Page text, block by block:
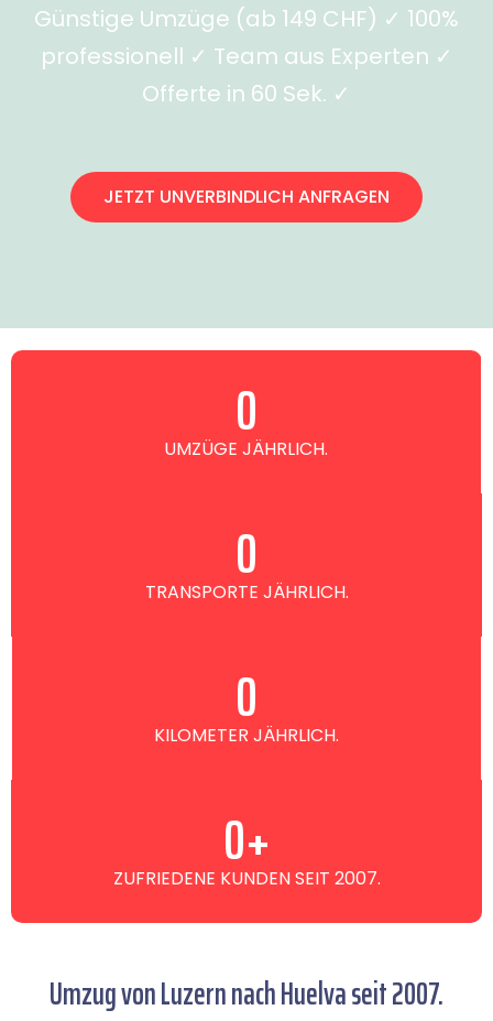
Günstige Umzüge (ab 149 CHF) ✓ 100%
professionell ✓ Team aus Experten ✓
Offerte in 60 Sek. ✓
JETZT UNVERBINDLICH ANFRAGEN
UMZÜGE JÄHRLICH.
0
TRANSPORTE JÄHRLICH.
0
KILOMETER JÄHRLICH.
0
ZUFRIEDENE KUNDEN SEIT 2007.
0+
Umzug von Luzern nach Huelva seit 2007.